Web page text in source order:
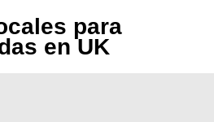
para
en UK